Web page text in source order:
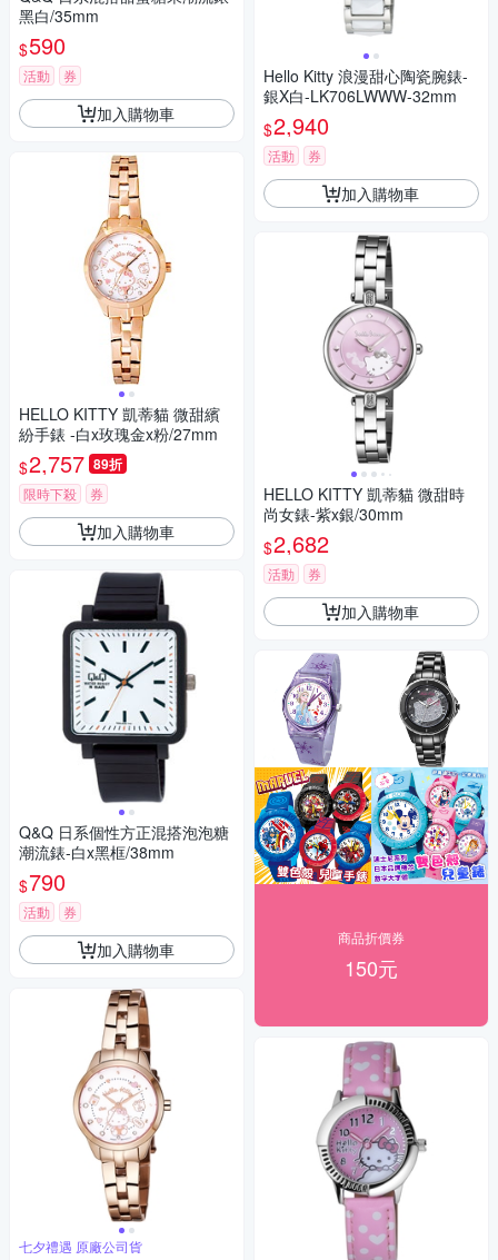
黑白/35mm
$590
活動 券
加入購物車
HELLO KITTY 凱蒂貓 微甜繽
紛手錶 -白x玫瑰金x粉/27mm
$2,757 89折
限時下殺 券
加入購物車
Q&Q 日系個性方正混搭泡泡糖
潮流錶-白x黑框/38mm
$790
活動 券
加入購物車
七夕禮遇 原廠公司貨
Hello Kitty 浪漫甜心陶瓷腕錶-
銀X白-LK706LWWW-32mm
$2,940
活動 券
加入購物車
HELLO KITTY 凱蒂貓 微甜時
尚女錶-紫x銀/30mm
$2,682
活動 券
加入購物車
商品折價券
150元